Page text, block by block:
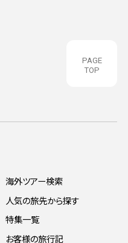
PAGE
TOP
海外ツアー検索
人気の旅先から探す
特集一覧
お客様の旅行記